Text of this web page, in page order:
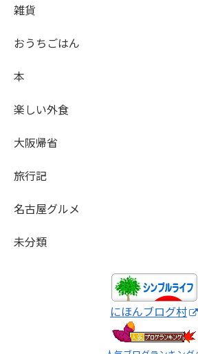
雑貨
おうちごはん
本
楽しい外食
大阪帰省
旅行記
名古屋グルメ
未分類
にほんブログ村